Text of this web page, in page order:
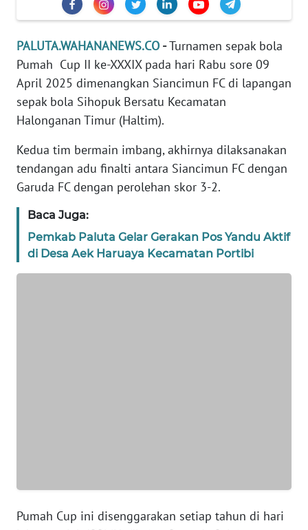
PALUTA.WAHANANEWS.CO -Turnamen sepak bola
Pumah Cup II ke-XXXIX pada hari Rabu sore 09
April 2025 dimenangkan Siancimun FC di lapangan
sepak bola Sihopuk Bersatu Kecamatan
Halonganan Timur (Haltim).
Kedua tim bermain imbang, akhirnya dilaksanakan
tendangan adu finalti antara Siancimun FC dengan
Garuda FC dengan perolehan skor 3-2.
Baca Juga:
Pemkab Paluta Gelar Gerakan Pos Yandu Aktif
di Desa Aek Haruaya Kecamatan Portibi
Pumah Cup ini disenggarakan setiap tahun di hari
DISCLAIMER
Wahana
News
Regional
WN
SUMUT
WN
JAKARTA
JABAR
WN
BARAT
WN